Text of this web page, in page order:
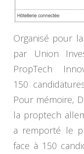
Organisé pour
par Union
PropTech
150
Pour mémoire,
la proptech
a remporté le
face à 150